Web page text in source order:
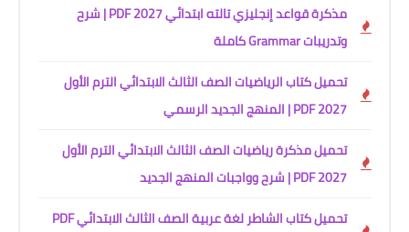
مذكرة قواعد إنجليزي تالته ابتدائي 2027 PDF | شرح
وتدريبات Grammar كاملة
تحميل كتاب الرياضيات الصف الثالث الابتدائي الترم الأول
2027 PDF | المنهج الجديد الرسمي
تحميل مذكرة رياضيات الصف الثالث الابتدائي الترم الأول
2027 PDF | شرح وواجبات المنهج الجديد
تحميل كتاب الشاطر لغة عربية الصف الثالث الابتدائي PDF